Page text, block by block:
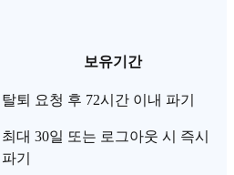
보유기간
탈퇴 요청 후 72시간 이내 파기
최대 30일 또는 로그아웃 시 즉시
파기